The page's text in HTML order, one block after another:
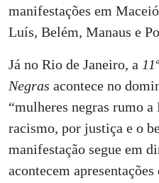
manifestações em
Luís, Belém, Manaus e
Já no Rio de Janeiro, a
Negras acontece no
“mulheres negras rumo
racismo, por justiça e o
manifestação segue em
acontecem